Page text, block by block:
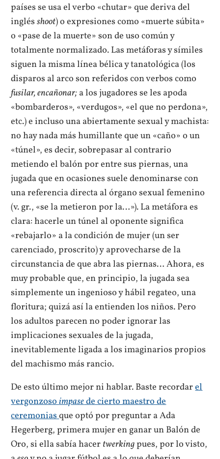
países se usa el verbo «chutar» que deriva del
inglésshoot) o expresiones como «muerte súbita»
o «pase de la muerte» son de uso común y
totalmente normalizado. Las metáforas y símiles
siguen la misma línea bélica y tanatológica (los
disparos al arco son referidos con verbos como
fusilar, encañonar;a los jugadores se les apoda
«bombarderos», «verdugos», «el que no perdona»,
etc.) e incluso una abiertamente sexual y machista:
no hay nada más humillante que un «caño» o un
«túnel», es decir, sobrepasar al contrario
metiendo el balón por entre sus piernas, una
jugada que en ocasiones suele denominarse con
una referencia directa al órgano sexual femenino
(v. gr., «se la metieron por la…»). La metáfora es
clara: hacerle un túnel al oponente significa
«rebajarlo» a la condición de mujer (un ser
carenciado, proscrito) y aprovecharse de la
circunstancia de que abra las piernas… Ahora, es
muy probable que, en principio, la jugada sea
simplemente un ingenioso y hábil regateo, una
floritura; quizá así la entienden los niños. Pero
los adultos parecen no poder ignorar las
implicaciones sexuales de la jugada,
inevitablemente ligada a los imaginarios propios
del machismo más rancio.
De esto último mejor ni hablar. Baste recordarel
vergonzosoimpasede cierto maestro de
ceremoniasque optó por preguntar a Ada
Hegerberg, primera mujer en ganar un Balón de
Oro, si ella sabía hacertwerkingpues, por lo visto,